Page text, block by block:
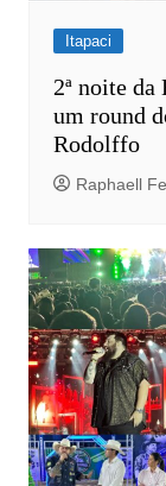
Itapaci
2ª noite
um round
Rodolffo
Raphaell